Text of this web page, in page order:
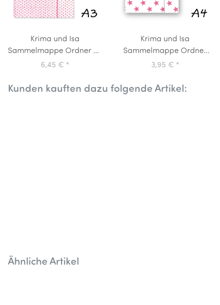
Krima und Isa
Sammelmappe Ordner A3
Tupfer Rosa
6,45 € *
Krima und Isa
Sammelmappe Ordner
A4 Sterne Pink Weiß
3,95 € *
Kunden kauften dazu folgende Artikel:
Ähnliche Artikel